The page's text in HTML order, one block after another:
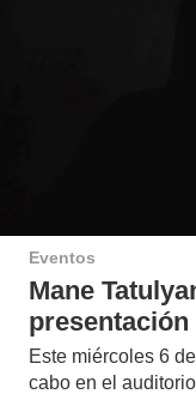
Eventos
Mane
presentación
Este miércoles 6
cabo en el